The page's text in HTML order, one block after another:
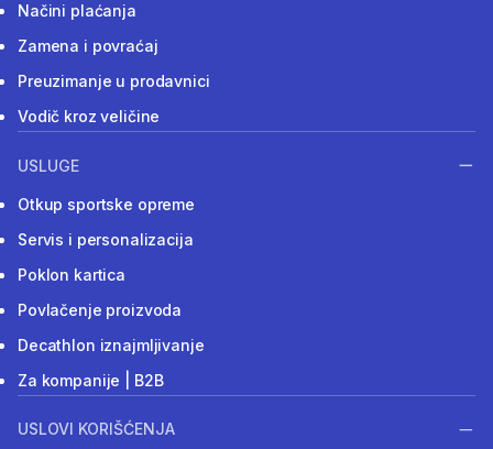
Načini plaćanja
Zamena i povraćaj
Preuzimanje u prodavnici
Vodič kroz veličine
USLUGE
Otkup sportske opreme
Servis i personalizacija
Poklon kartica
Povlačenje proizvoda
Decathlon iznajmljivanje
Za kompanije | B2B
USLOVI KORIŠĆENJA